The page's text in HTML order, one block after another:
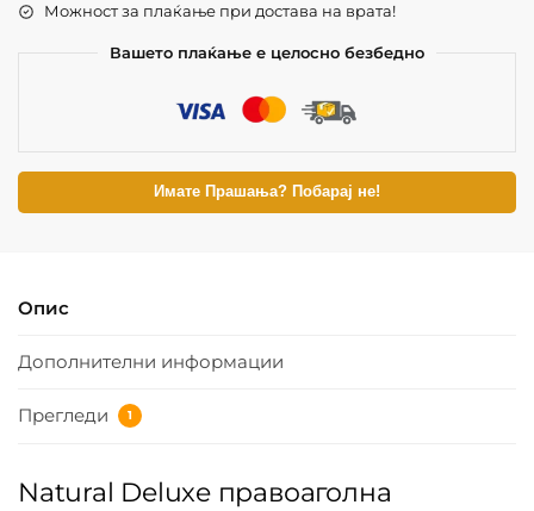
Можност за плаќање при достава на врата!
Вашето плаќање е целосно безбедно
Имате Прашања? Побарај не!
Опис
Дополнителни информации
Прегледи 1
Natural Deluxe правоаголна